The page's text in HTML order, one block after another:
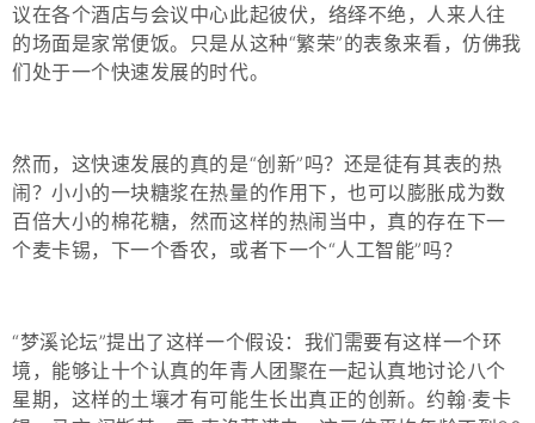
议在各个酒店与会议中心此起彼伏，络绎不绝，人来人往
的场面是家常便饭。只是从这种“繁荣”的表象来看，仿佛我
们处于一个快速发展的时代。
然而，这快速发展的真的是“创新”吗？还是徒有其表的热
闹？小小的一块糖浆在热量的作用下，也可以膨胀成为数
百倍大小的棉花糖，然而这样的热闹当中，真的存在下一
个麦卡锡，下一个香农，或者下一个“人工智能”吗？
“梦溪论坛”提出了这样一个假设： 我们需要有这样一个环
境，能够让十个认真的年青人团聚在一起认真地讨论八个
星期，这样的土壤才有可能生长出真正的创新。约翰·麦卡